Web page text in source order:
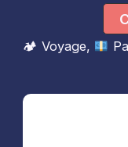
🏕 Voyage,